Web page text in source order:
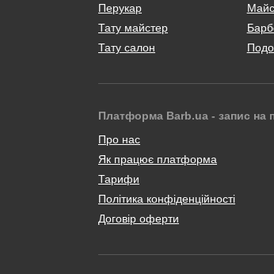
Перукар
Тату майстер
Тату салон
Платформа Barb.ua - запис на
Про нас
Як працює платформа
Тарифи
Політика конфіденційності
Договір оферти